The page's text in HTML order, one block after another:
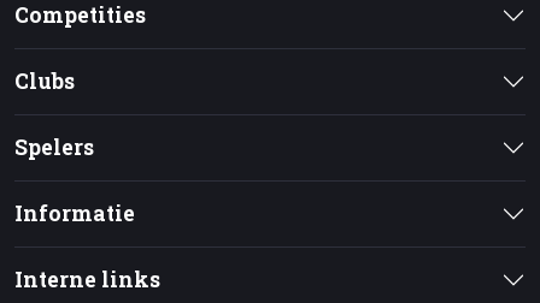
Competities
Clubs
Spelers
Informatie
Interne links